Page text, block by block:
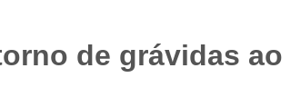
de grávidas ao